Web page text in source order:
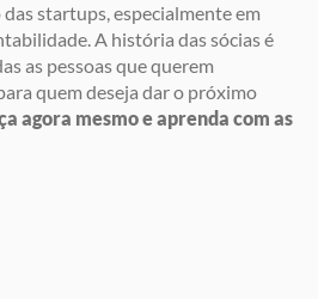
startups, especialmente em
A história das sócias é
as pessoas que querem
quem deseja dar o próximo
agora mesmo e aprenda com as